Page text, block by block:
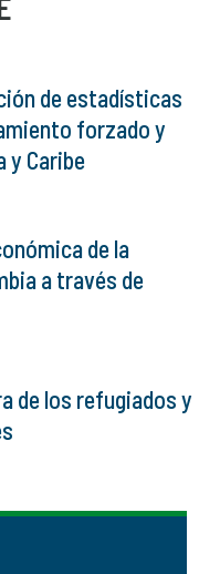
de estadísticas
forzado y
y Caribe
de la
a través de
de los refugiados y